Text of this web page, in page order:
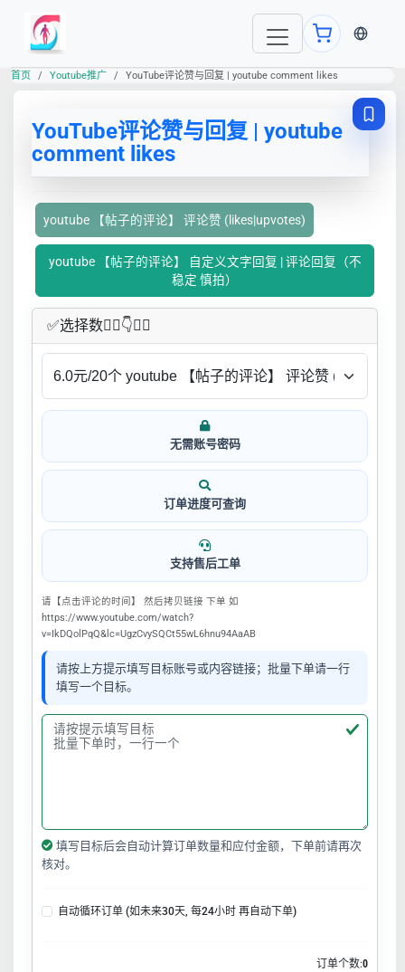
当前语
首页 Youtube推广 YouTube评论赞与回复 | youtube comment likes
YouTube评论赞与回复 | youtube
comment likes
youtube 【帖子的评论】 评论赞 (likes|upvotes)
youtube 【帖子的评论】 自定义文字回复 | 评论回复（不
稳定 慎拍）
✅​选择数👇🏻​​👇👇🏻​​
无需账号密码
订单进度可查询
支持售后工单
请【点击评论的时间】 然后拷贝链接 下单 如
https://www.youtube.com/watch?
v=IkDQolPqQ&lc=UgzCvySQCt55wL6hnu94AaAB
请按上方提示填写目标账号或内容链接；批量下单请一行
填写一个目标。
填写目标后会自动计算订单数量和应付金额，下单前请再次
核对。
自动循环订单 (如未来30天, 每24小时 再自动下单)
订单个数:0